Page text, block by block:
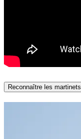
Reconnaître les martinets